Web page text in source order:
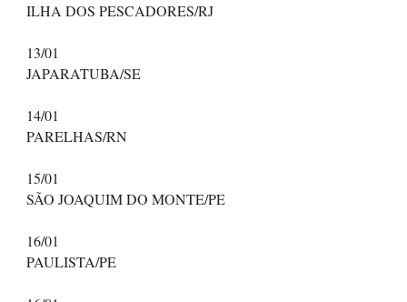
ILHA DOS PESCADORES/RJ
13/01
JAPARATUBA/SE
14/01
PARELHAS/RN
15/01
SÃO JOAQUIM DO MONTE/PE
16/01
PAULISTA/PE